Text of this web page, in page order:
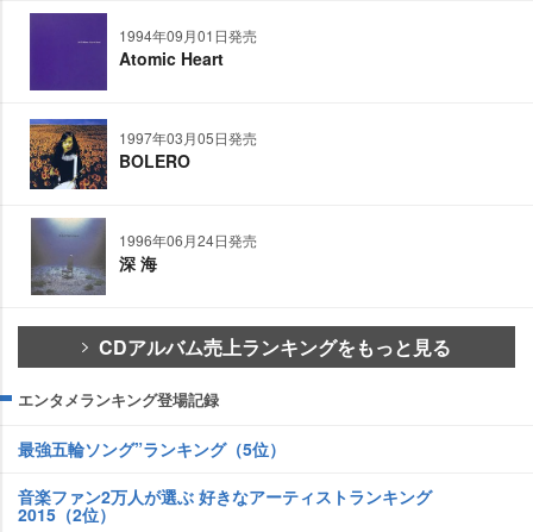
1994年09月01日発売
Atomic Heart
1997年03月05日発売
BOLERO
1996年06月24日発売
深 海
CDアルバム売上ランキングをもっと見る
エンタメランキング登場記録
最強五輪ソング”ランキング（5位）
音楽ファン2万人が選ぶ 好きなアーティストランキング
2015（2位）